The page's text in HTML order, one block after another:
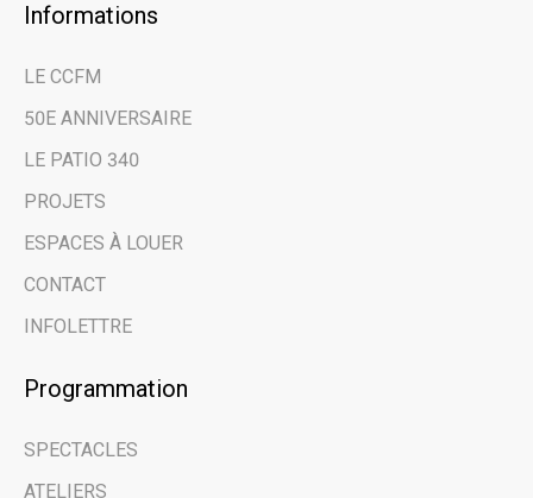
Informations
LE CCFM
50E ANNIVERSAIRE
LE PATIO 340
PROJETS
ESPACES À LOUER
CONTACT
INFOLETTRE
Programmation
SPECTACLES
ATELIERS
Restez au courant
des dernières
nouvelles et des
évènements à venir
grâce à notre
infolettre.
Email address